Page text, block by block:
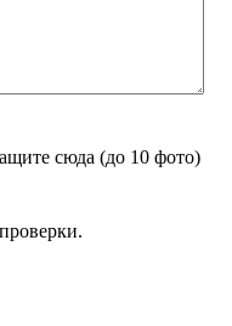
сюда (до 10 фото)